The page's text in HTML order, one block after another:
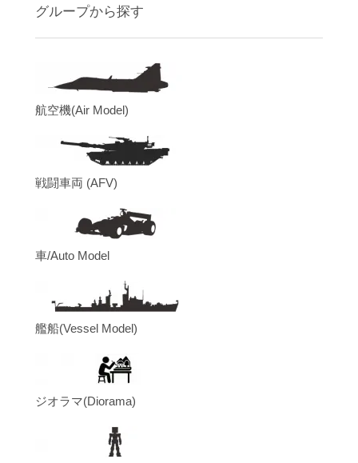
グループから探す
航空機(Air Model)
戦闘車両 (AFV)
車/Auto Model
艦船(Vessel Model)
ジオラマ(Diorama)